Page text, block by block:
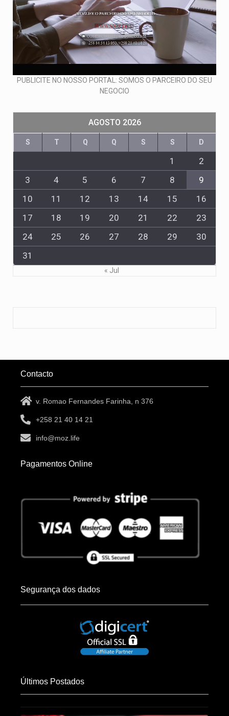
PUBLICITE NO NOSSO PORTAL: SOMOS O PARCEIRO DO SEU
NEGOCIO
AGOSTO 2026
S T Q Q S S D
1
2
3
4 5 6 7 8
9
10
11 12 13 14 15
16
17
18 19 20 21 22
23
24
25 26 27 28 29
30
31
« Jul
Contacto
v. Romao Fernandes Farinha, n 376
+258 21 40 14 21
info@moz.life
Pagamentos Online
Segurança dos dados
Últimos Postados